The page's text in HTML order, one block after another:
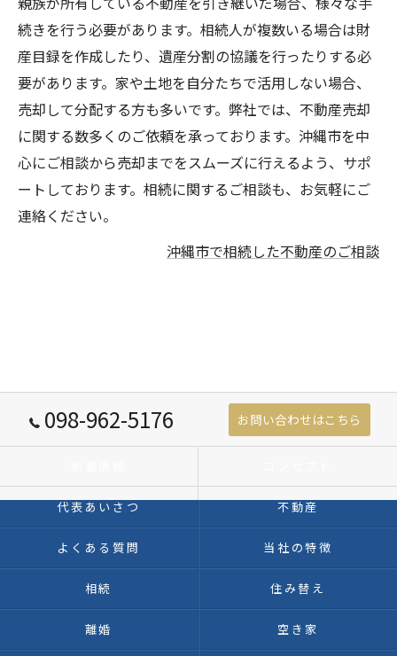
続きを行う必要があります。相続人が複数いる場合は財
産目録を作成したり、遺産分割の協議を行ったりする必
要があります。家や土地を自分たちで活用しない場合、
売却して分配する方も多いです。弊社では、不動産売却
に関する数多くのご依頼を承っております。沖縄市を中
心にご相談から売却までをスムーズに行えるよう、サポ
ートしております。相続に関するご相談も、お気軽にご
連絡ください。
沖縄市で相続した不動産のご相談
098-962-5176 お問い合わせはこちら
代表あいさつ 不動産
よくある質問 当社の特徴
相続 住み替え
離婚 空き家